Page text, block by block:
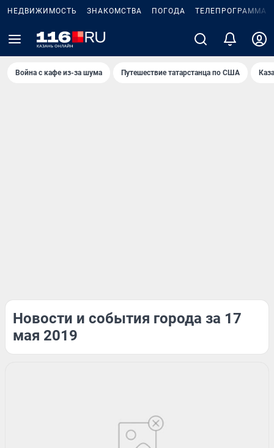
НЕДВИЖИМОСТЬ ЗНАКОМСТВА ПОГОДА ТЕЛЕПРОГРАММА
Война с кафе из-за шума Путешествие татарстанца по США
Новости и события города за 17
мая 2019